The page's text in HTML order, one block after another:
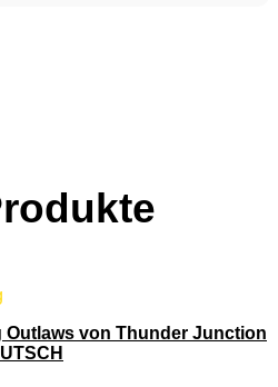
Outlaws von Thunder Junction